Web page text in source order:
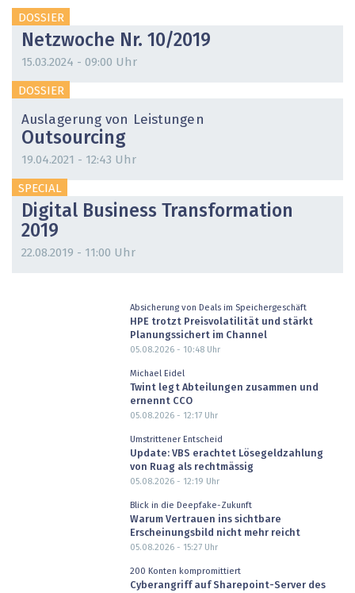
DOSSIER
Netzwoche Nr. 10/2019
15.03.2024 - 09:00 Uhr
DOSSIER
Auslagerung von Leistungen
Outsourcing
19.04.2021 - 12:43 Uhr
SPECIAL
Digital Business Transformation
2019
22.08.2019 - 11:00 Uhr
Absicherung von Deals im Speichergeschäft
HPE trotzt Preisvolatilität und stärkt
Planungssichert im Channel
05.08.2026 - 10:48Uhr
Michael Eidel
Twint legt Abteilungen zusammen und
ernennt CCO
05.08.2026 - 12:17Uhr
Umstrittener Entscheid
Update: VBS erachtet Lösegeldzahlung
von Ruag als rechtmässig
05.08.2026 - 12:19 Uhr
Blick in die Deepfake-Zukunft
Warum Vertrauen ins sichtbare
Erscheinungsbild nicht mehr reicht
05.08.2026 - 15:27Uhr
200 Konten kompromittiert
Cyberangriff auf Sharepoint-Server des